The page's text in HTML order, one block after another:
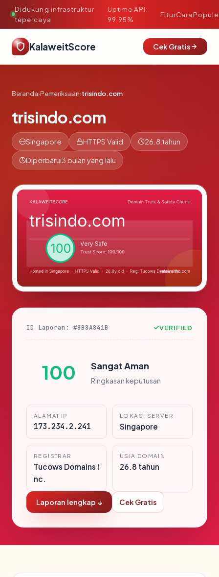
Didukung infrastruktur
tepercaya
·
Uptime API:
99.95%
FiturCara
KalaweitScore Cek Gratis
Beranda›Pemeriksaan›trisindo.com
trisindo.com
Singapore HTTPS Valid 26.8 tahun
Diperbarui3 bulan yang lalu
ID Laporan: #8B8A841B VERIFIED
100 Sangat Aman
Ringkasan keputusan
ALAMAT IP
173.234.2.241
LOKASI SERVER
Singapore
REGISTRAR
Tucows Domains I
nc.
USIA DOMAIN
26.8 tahun
Laporan lengkap ↓ Cek Gratis